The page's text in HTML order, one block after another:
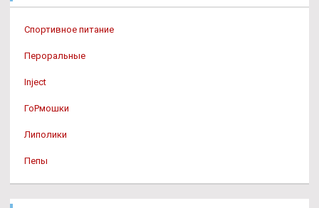
Спортивное питание
Пероральные
Inject
ГоРмошки
Липолики
Пепы